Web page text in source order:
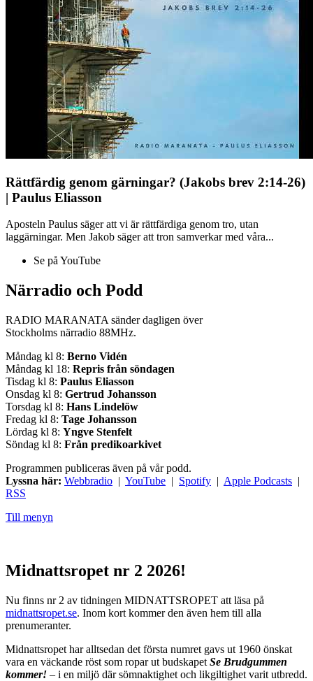
Rättfärdig genom gärningar? (Jakobs brev 2:14-26)
| Paulus Eliasson
Aposteln Paulus säger att vi är rättfärdiga genom tro, utan
laggärningar. Men Jakob säger att tron samverkar med våra...
Se på YouTube
Närradio och Podd
RADIO MARANATA sänder dagligen över
Stockholms närradio 88MHz.
Måndag kl 8: Berno Vidén
Måndag kl 18: Repris från söndagen
Tisdag kl 8: Paulus Eliasson
Onsdag kl 8: Gertrud Johansson
Torsdag kl 8: Hans Lindelöw
Fredag kl 8: Tage Johansson
Lördag kl 8: Yngve Stenfelt
Söndag kl 8: Från predikoarkivet
Programmen publiceras även på vår podd.
Lyssna här: Webbradio | YouTube | Spotify | Apple Podcasts |
RSS
Till menyn
Midnattsropet nr 2 2026!
Nu finns nr 2 av tidningen MIDNATTSROPET att läsa på
midnattsropet.se. Inom kort kommer den även hem till alla
prenumeranter.
Midnattsropet har alltsedan det första numret gavs ut 1960 önskat
vara en väckande röst som ropar ut budskapet Se Brudgummen
kommer! – i en miljö där sömnaktighet och likgiltighet varit utbredd.